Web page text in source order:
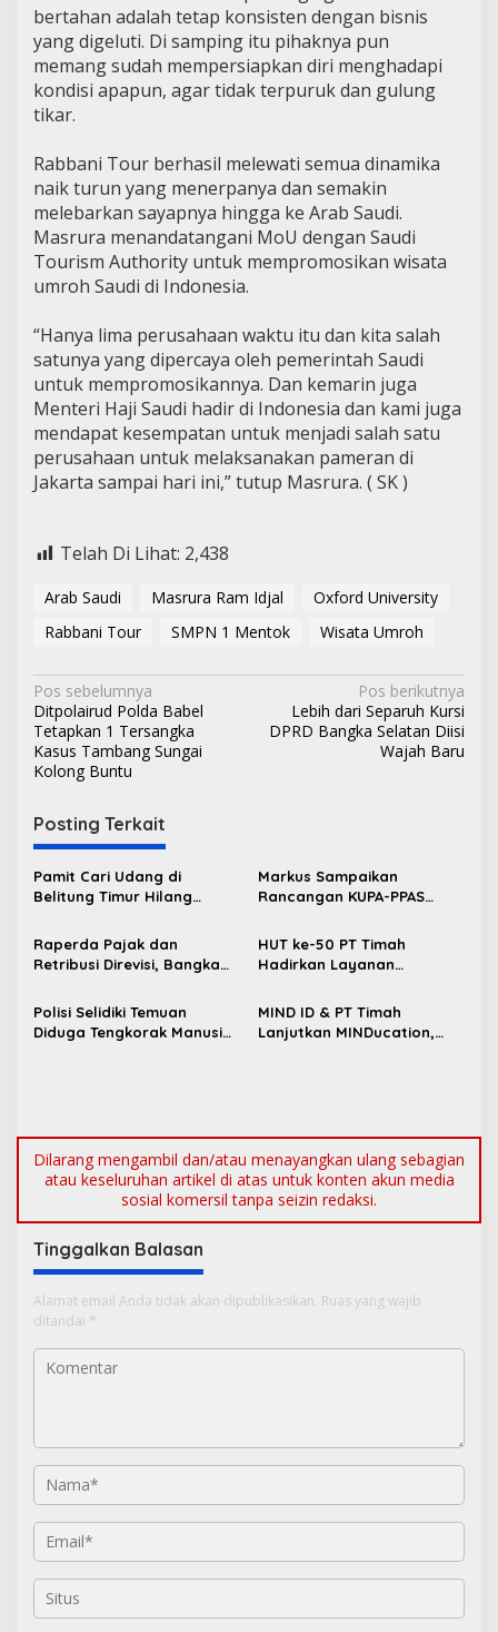
bertahan adalah tetap konsisten dengan bisnis
yang digeluti. Di samping itu pihaknya pun
memang sudah mempersiapkan diri menghadapi
kondisi apapun, agar tidak terpuruk dan gulung
tikar.
Rabbani Tour berhasil melewati semua dinamika
naik turun yang menerpanya dan semakin
melebarkan sayapnya hingga ke Arab Saudi.
Masrura menandatangani MoU dengan Saudi
Tourism Authority untuk mempromosikan wisata
umroh Saudi di Indonesia.
“Hanya lima perusahaan waktu itu dan kita salah
satunya yang dipercaya oleh pemerintah Saudi
untuk mempromosikannya. Dan kemarin juga
Menteri Haji Saudi hadir di Indonesia dan kami juga
mendapat kesempatan untuk menjadi salah satu
perusahaan untuk melaksanakan pameran di
Jakarta sampai hari ini,” tutup Masrura. ( SK )
Telah Di Lihat: 2,438
Arab Saudi Masrura Ram Idjal
Oxford University
Rabbani Tour
SMPN 1 Mentok Wisata Umroh
N
a
v
i
g
a
s
i
p
o
s
Pos sebelumnya
Ditpolairud Polda Babel
Tetapkan 1 Tersangka
Kasus Tambang Sungai
Kolong Buntu
Pos berikutnya
Lebih dari Separuh Kursi
DPRD Bangka Selatan Diisi
Wajah Baru
Posting Terkait
Pamit Cari Udang di
Belitung Timur Hilang
Kolong Kero
Markus Sampaikan
Rancangan KUPA-PPAS
DPRD Bangka Barat
Raperda Pajak dan
Retribusi Direvisi, Bangka
Retribusi Baru
HUT ke-50 PT Timah
Hadirkan Layanan
Masyarakat Jakarta
Polisi Selidiki Temuan
Diduga Tengkorak Manusia
MIND ID & PT Timah
Lanjutkan MINDucation,
Dilarang mengambil dan/atau menayangkan ulang sebagian
atau keseluruhan artikel di atas untuk konten akun media
sosial komersil tanpa seizin redaksi.
Tinggalkan Balasan
Alamat email Anda tidak akan dipublikasikan. Ruas yang wajib
ditandai *